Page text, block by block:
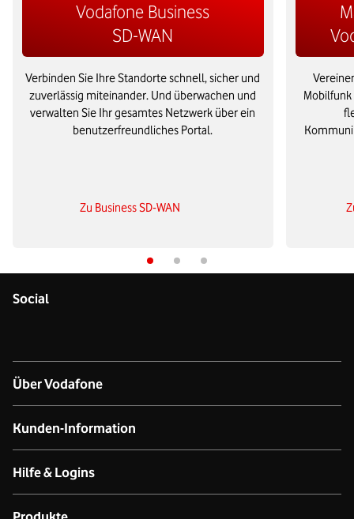
Vodafone Business
SD-WAN
Verbinden Sie Ihre Standorte schnell, sicher und
zuverlässig miteinander. Und überwachen und
verwalten Sie Ihr gesamtes Netzwerk über ein
benutzerfreundliches Portal.
Zu Business SD-WAN
Social
Über Vodafone
Über das Unternehmen
Netzabdeckung Mobilfunk
Kunden-Information
Kontakt für Geschäftskund:innen
Hilfe & Logins
Produkt- & technischer Support